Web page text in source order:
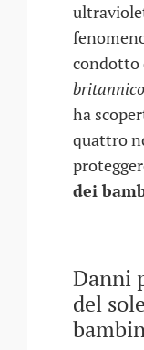
condotto
britannico
ha
quattro
dei
Danni
del